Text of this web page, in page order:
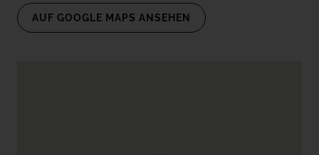
AUF GOOGLE MAPS ANSEHEN